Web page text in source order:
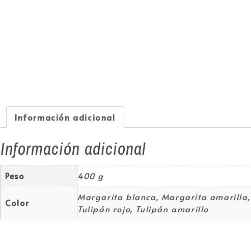
Información adicional
Información adicional
Peso 400 g
Color
Margarita blanca, Margarita amarilla,
Tulipán rojo, Tulipán amarillo